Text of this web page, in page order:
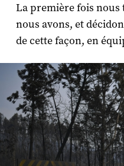
La première fois
nous avons, et
de cette façon, en